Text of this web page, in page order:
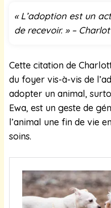
« L’adoption est un
de recevoir. » –
Cette citation de
du foyer vis-à-vis de
adopter un animal,
Ewa, est un geste de
l’animal une fin de vie
soins.